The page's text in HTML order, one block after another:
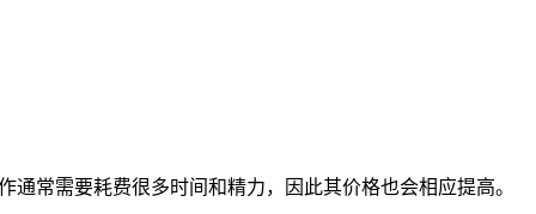
常需要耗费很多时间和精力，因此其价格也会相应提高。